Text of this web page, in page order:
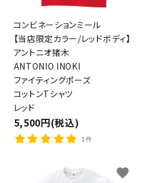
コンビネーションミール
【当店限定カラー/レッドボディ】
アントニオ猪木
ANTONIO INOKI
ファイティングポーズ
コットンTシャツ
レッド
5,500円(税込)
1件
favorite